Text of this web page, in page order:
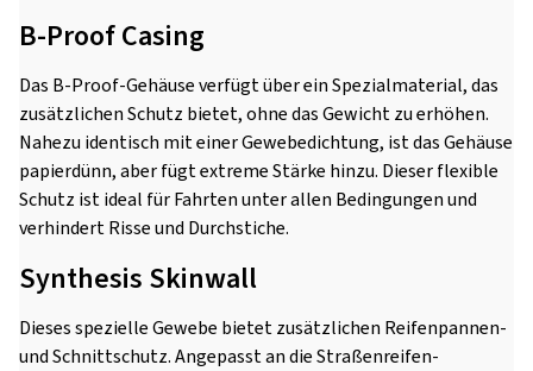
B-Proof Casing
Das B-Proof-Gehäuse verfügt über ein Spezialmaterial, das
zusätzlichen Schutz bietet, ohne das Gewicht zu erhöhen.
Nahezu identisch mit einer Gewebedichtung, ist das Gehäuse
papierdünn, aber fügt extreme Stärke hinzu. Dieser flexible
Schutz ist ideal für Fahrten unter allen Bedingungen und
verhindert Risse und Durchstiche.
Synthesis Skinwall
Dieses spezielle Gewebe bietet zusätzlichen Reifenpannen-
und Schnittschutz. Angepasst an die Straßenreifen-